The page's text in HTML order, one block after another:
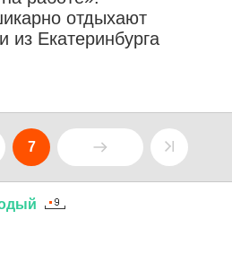
отдыхают
из Екатеринбурга
7